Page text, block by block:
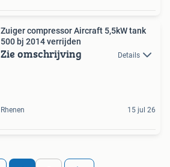
Zuiger compressor Aircraft 5,5kW tank
500 bj 2014 verrijden
Zie omschrijving Details
Rhenen 15 jul 26